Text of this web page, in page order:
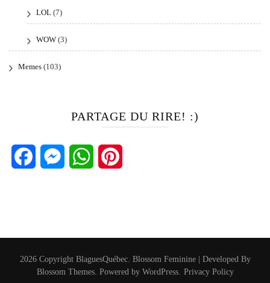
LOL (7)
WOW (3)
Memes (103)
PARTAGE DU RIRE! :)
FacebookMessengerWhatsApp
2026 Copyright BlaguesQuébec. Blossom Feminine | Developed By
Blossom Themes. Powered by WordPress. Privacy Policy